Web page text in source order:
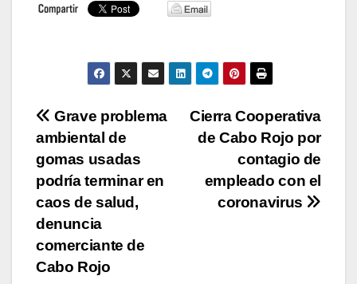
Navegación
de
entradas
Cierra Cooperativa
de Cabo Rojo por
contagio de
empleado con el
coronavirus
Grave problema
ambiental de
gomas usadas
podría terminar en
caos de salud,
denuncia
comerciante de
Cabo Rojo